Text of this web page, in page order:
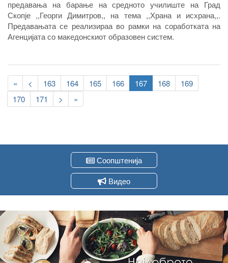
предавања на барање на средното училиште на Град
Скопје ,,Георги Димитров,, на тема ,,Храна и исхрана,,.
Предавањата се реализираа во рамки на соработката на
Агенцијата со македонскиот образовен систем.
Pagination
First
page
«
Previous
page
< Page
163 Page
164 Page
165 Page
166
Current
page
167 Page
168 Page
169
Page
170 Page
171
Следна
страна
>
Last
page
»
Соопштенија
Видео